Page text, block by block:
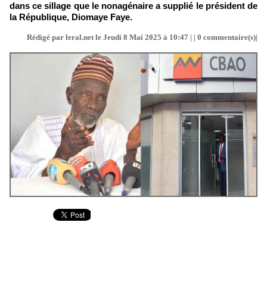
dans ce sillage que le nonagénaire a supplié le président de
la République, Diomaye Faye.
Rédigé par leral.net le Jeudi 8 Mai 2025 à 10:47 | | 0 commentaire(s)|